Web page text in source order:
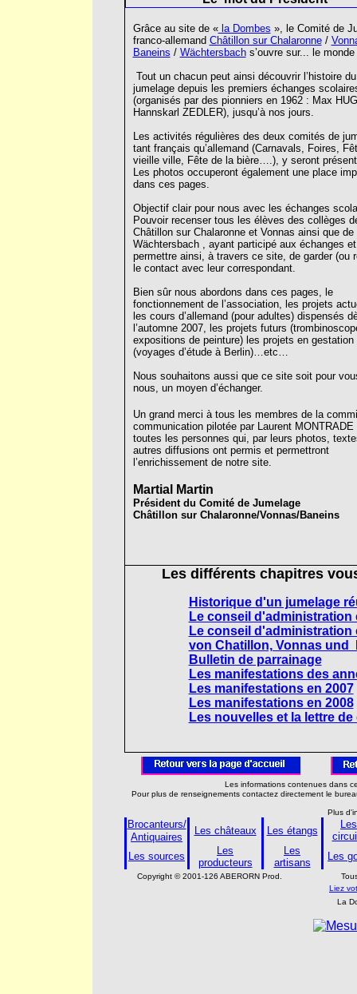
Grâce au site de «la Dombes », le Comité de
franco-allemand Châtillon sur Chalaronne/
Baneins / Wächtersbachs’ouvre sur... le monde
Tout un chacun peut ainsi découvrir l’histoire du
jumelage depuis les premiers échanges
(organisés par des pionniers en 1962 : Max
Hannskarl ZEDLER), jusqu’à nos jours.
Les activités régulières des deux comités de
tant français qu’allemand (Carnavals, Foires,
vieille ville, Fête de la bière….), y seront
Les photos occuperont également une place
dans ces pages.
Objectif clair pour nous avec les échanges
Pouvoir recenser tous les élèves des collèges
Châtillon sur Chalaronne et Vonnas ainsi que de
Wächtersbach , ayant participé aux échanges
permettre ainsi, à travers ce site, de garder (ou
le contact avec leur correspondant.
Bien sûr nous abordons dans ces pages, le
fonctionnement de l’association, les projets
les cours d’allemand (pour adultes) dispensés
l’automne 2007, les projets futurs
expositions de peinture) les projets en gestation
(voyages d’étude à Berlin)…etc…
Nous souhaitons aussi que ce site soit pour
nous, un moyen d’échanger.
Un grand merci à tous les membres de la
communication pilotée par Laurent MONTRADE
toutes les personnes qui, par leurs photos,
autres diffusions ont permis et permettront
l’enrichissement de notre site.
Martial Martin
Président du Comité de Jumelage
Châtillon sur Chalaronne/Vonnas/Baneins
Les différents chapitres
Historique d'un jumelage
Le conseil d'administration
Le conseil d'administration
von Chatillon, Vonnas und
Bulletin de parrainage
Les manifestations des
Les manifestations en 2007
Les manifestations en 2008
Les nouvelles et la lettre
Les informations contenues dans
Pour plus de renseignements contactez directement le
Plus
Brocanteurs/
Antiquaires
Les châteaux Les étangs
Les
Les sources
Les
producteurs
Les
artisans
Les
Copyright © 2001-126 ABERORN Prod.
Liez
La